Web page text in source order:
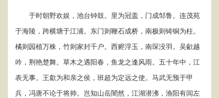
于时朝野欢娱，池台钟鼓。里为冠盖，门成邹鲁。连茂苑
于海陵，跨横塘于江浦。东门则鞭石成桥，南极则铸铜为柱。
橘则园植万株，竹则家封千户。西赆浮玉，南琛没羽。吴歈越
吟，荆艳楚舞。草木之遇阳春，鱼龙之逢风雨。五十年中，江
表无事。王歙为和亲之侯，班超为定远之使。马武无预于甲
兵，冯唐不论于将帅。岂知山岳闇然，江湖潜沸，渔阳有闾左